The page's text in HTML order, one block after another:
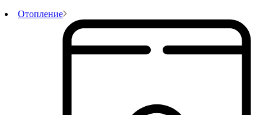
Отопление